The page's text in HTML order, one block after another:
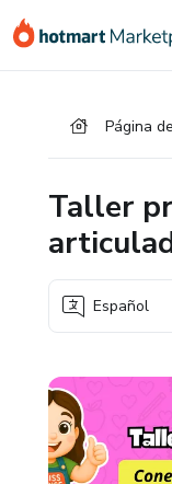
Página
Taller
Español